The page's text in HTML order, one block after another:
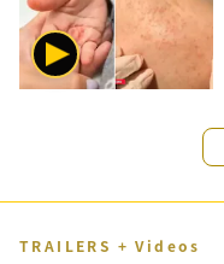
TRAILERS + Videos